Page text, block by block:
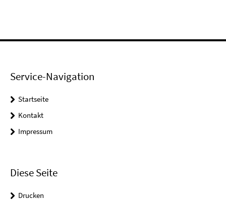
Service-Navigation
Startseite
Kontakt
Impressum
Diese Seite
Drucken